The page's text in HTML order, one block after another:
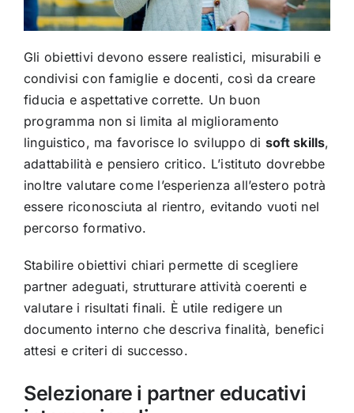
Gli obiettivi devono essere realistici, misurabili e
condivisi con famiglie e docenti, così da creare
fiducia e aspettative corrette. Un buon
programma non si limita al miglioramento
linguistico, ma favorisce lo sviluppo di soft skills,
adattabilità e pensiero critico. L’istituto dovrebbe
inoltre valutare come l’esperienza all’estero potrà
essere riconosciuta al rientro, evitando vuoti nel
percorso formativo.
Stabilire obiettivi chiari permette di scegliere
partner adeguati, strutturare attività coerenti e
valutare i risultati finali. È utile redigere un
documento interno che descriva finalità, benefici
attesi e criteri di successo.
Selezionare i partner educativi